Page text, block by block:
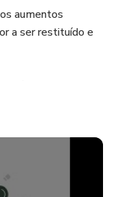
aumentos
a ser restituído e
e os juros